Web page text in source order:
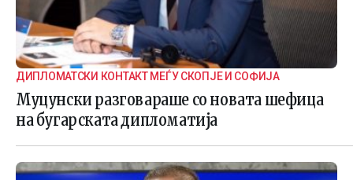
ДИПЛОМАТСКИ КОНТАКТ МЕЃУ СКОПЈЕ И СОФИЈА
Муцунски разговараше со новата шефица
на бугарската дипломатија